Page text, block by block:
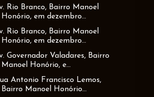
Rio Branco, Bairro Manoel
Honório, em dezembro...
Rio Branco, Bairro Manoel
Honório, em dezembro...
Governador Valadares, Bairro
Manoel Honório, e...
Antonio Francisco Lemos,
Bairro Manoel Honório...